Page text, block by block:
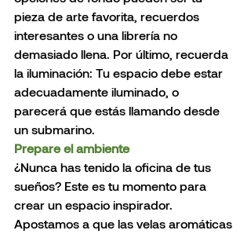
pieza de arte favorita, recuerdos
interesantes o una librería no
demasiado llena. Por último, recuerda
la iluminación: Tu espacio debe estar
adecuadamente iluminado, o
parecerá que estás llamando desde
un submarino.
Prepare el ambiente
¿Nunca has tenido la oficina de tus
sueños? Este es tu momento para
crear un espacio inspirador.
Apostamos a que las velas aromáticas